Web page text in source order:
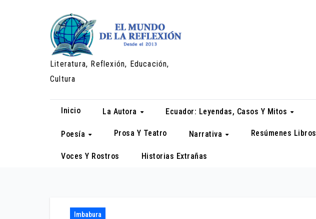
Literatura, Reflexión, Educación,
Cultura
Inicio La Autora Ecuador: Leyendas, Casos Y Mitos
Poesía Prosa Y Teatro Narrativa Resúmenes Libros
Voces Y Rostros Historias Extrañas
Imbabura